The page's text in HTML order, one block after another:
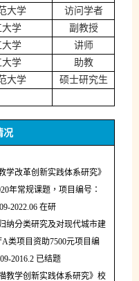
大学 访问学者
大学 副教授
大学 讲师
大学 助教
大学 硕士研究生
况
学改革创新实践体系研究》
年常规课题，项目编号：
2022.06 在研
纳分类研究及对现代城市建
A类项目 资助7500元项目编
2016.2 已结题
教学创新实践体系研究》校